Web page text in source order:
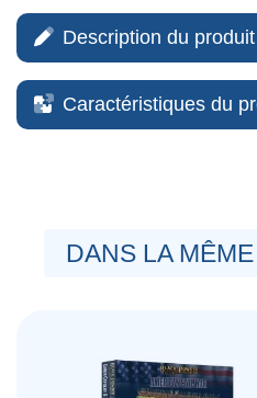
Description du produit
Caractéristiques du
DANS LA